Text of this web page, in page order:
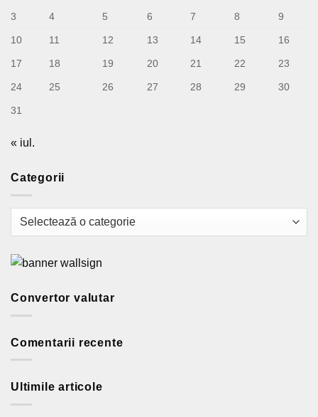
3 4 5 6 7 8 9
10 11 12 13 14 15 16
17 18 19 20 21 22 23
24 25 26 27 28 29 30
31
« iul.
Categorii
Categorii
Convertor valutar
Comentarii recente
Ultimile articole